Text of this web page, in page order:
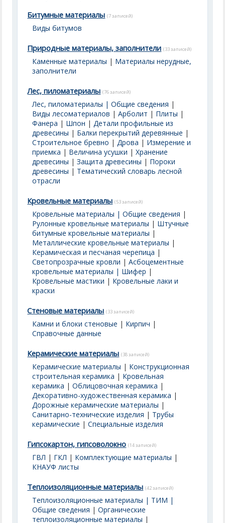
Битумные материалы (7 записей)
Виды битумов
Природные материалы, заполнители (33 записей)
Каменные материалы | Материалы нерудные,
заполнители
Лес, пиломатериалы (76 записей)
Лес, пиломатериалы | Общие сведения |
Виды лесоматериалов |Арболит | Плиты |
Фанера | Шпон |Детали профильные из
древесины | Балки перекрытий деревянные |
Строительное бревно |Дрова | Измерение и
приемка | Величина усушки |Хранение
древесины |Защита древесины | Пороки
древесины | Тематический словарь лесной
отрасли
Кровельные материалы (53 записей)
Кровельные материалы | Общие сведения |
Рулонные кровельные материалы | Штучные
битумные кровельные материалы |
Металлические кровельные материалы |
Керамическая и песчаная черепица |
Светопрозрачные кровли |Асбоцементные
кровельные материалы | Шифер |
Кровельные мастики | Кровельные лаки и
краски
Стеновые материалы (33 записей)
Камни и блоки стеновые | Кирпич |
Справочные данные
Керамические материалы (38 записей)
Керамические материалы | Конструкционная
строительная керамика | Кровельная
керамика |Облицовочная керамика |
Декоративно-художественная керамика |
Дорожные керамические материалы |
Санитарно-технические изделия | Трубы
керамические |Специальные изделия
Гипсокартон, гипсоволокно (14 записей)
ГВЛ | ГКЛ | Комплектующие материалы |
КНАУФ листы
Теплоизоляционные материалы (42 записей)
Теплоизоляционные материалы | ТИМ |
Общие сведения |Органические
теплоизоляционные материалы |